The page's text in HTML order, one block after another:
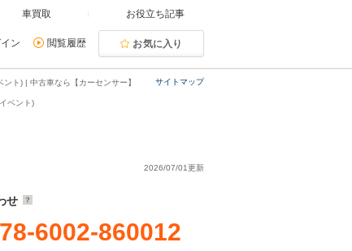
車買取 お役立ち記事
ン 閲覧履歴 お気に入り
サイトマップ
ト) | 中古車なら【カーセンサー】
ベント)
2026/07/01更新
せ
6002-860012